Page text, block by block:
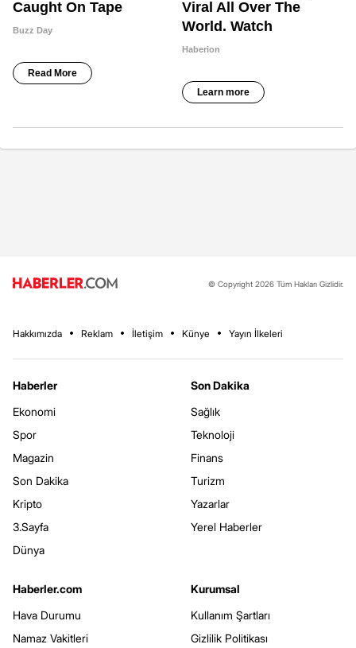
© Copyright 2026 Tüm Hakları Gizlidir.
Hakkımızda Reklam İletişim Künye Yayın İlkeleri
Haberler
Ekonomi
Spor
Magazin
Son Dakika
Kripto
3.Sayfa
Dünya
Son Dakika
Sağlık
Teknoloji
Finans
Turizm
Yazarlar
Yerel Haberler
Haberler.com
Hava Durumu
Namaz Vakitleri
Kurumsal
Kullanım Şartları
Gizlilik Politikası